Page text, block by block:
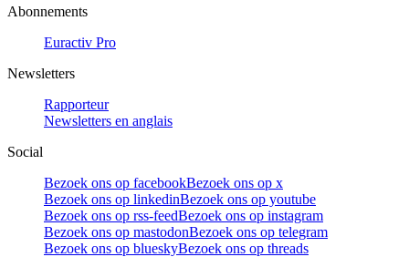
Abonnements
Euractiv Pro
Newsletters
Rapporteur
Newsletters en anglais
Social
Bezoek ons op facebookBezoek ons op x
Bezoek ons op linkedinBezoek ons op youtube
Bezoek ons op rss-feedBezoek ons op instagram
Bezoek ons op mastodonBezoek ons op telegram
Bezoek ons op blueskyBezoek ons op threads